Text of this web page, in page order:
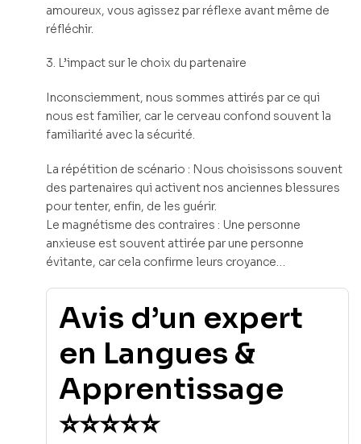
amoureux, vous agissez par réflexe avant même de
réfléchir.
3. L’impact sur le choix du partenaire
Inconsciemment, nous sommes attirés par ce qui
nous est familier, car le cerveau confond souvent la
familiarité avec la sécurité.
La répétition de scénario : Nous choisissons souvent
des partenaires qui activent nos anciennes blessures
pour tenter, enfin, de les guérir.
Le magnétisme des contraires : Une personne
anxieuse est souvent attirée par une personne
évitante, car cela confirme leurs croyance…
Avis d’un expert
en Langues &
Apprentissage
⭐⭐⭐⭐⭐